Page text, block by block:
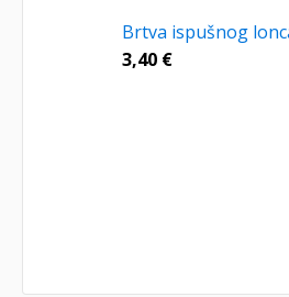
Brtva ispušnog
3,40 €